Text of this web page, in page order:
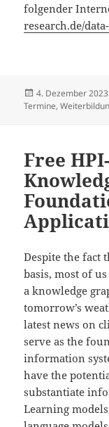
folgender
research.de/
Veröffentlicht
am
4. Dezember 2023
Termine,
Free
Despite the fact
basis, most of
a knowledge
tomorrow’s
latest news on
serve as the
information
have the
substantiate
Learning